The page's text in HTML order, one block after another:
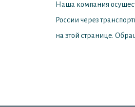
Наша компания
России через
на этой странице.